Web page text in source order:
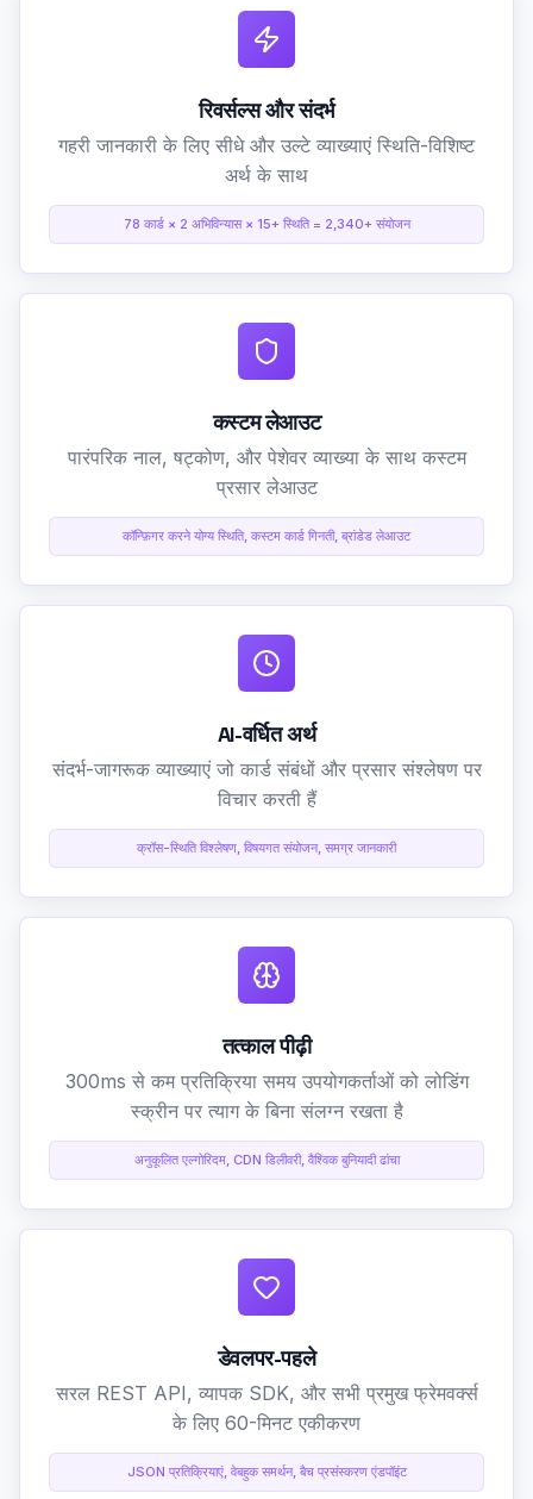
रिवर्सल्स और संदर्भ
गहरी जानकारी के लिए सीधे और उल्टे व्याख्याएं स्थिति-विशिष्ट
अर्थ के साथ
78 कार्ड × 2 अभिविन्यास × 15+ स्थिति = 2,340+ संयोजन
कस्टम लेआउट
पारंपरिक नाल, षट्कोण, और पेशेवर व्याख्या के साथ कस्टम
प्रसार लेआउट
कॉन्फ़िगर करने योग्य स्थिति, कस्टम कार्ड गिनती, ब्रांडेड लेआउट
AI-वर्धित अर्थ
संदर्भ-जागरूक व्याख्याएं जो कार्ड संबंधों और प्रसार संश्लेषण पर
विचार करती हैं
क्रॉस-स्थिति विश्लेषण, विषयगत संयोजन, समग्र जानकारी
तत्काल पीढ़ी
300ms से कम प्रतिक्रिया समय उपयोगकर्ताओं को लोडिंग
स्क्रीन पर त्याग के बिना संलग्न रखता है
अनुकूलित एल्गोरिदम, CDN डिलीवरी, वैश्विक बुनियादी ढांचा
डेवलपर-पहले
सरल REST API, व्यापक SDK, और सभी प्रमुख फ्रेमवर्क्स
के लिए 60-मिनट एकीकरण
JSON प्रतिक्रियाएं, वेबहुक समर्थन, बैच प्रसंस्करण एंडपॉइंट